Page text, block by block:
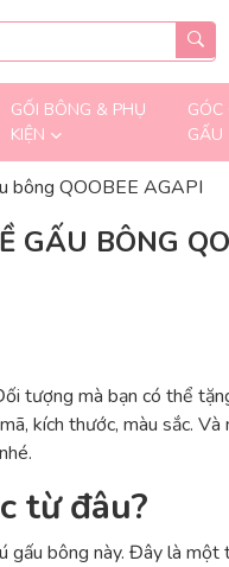
GỐI BÔNG & PHỤ
KIỆN
GÓC
GẤU
bông QOOBEE AGAPI
GẤU BÔNG
tượng mà bạn có thể
kích thước, màu sắc.
từ đâu?
bông này. Đây là